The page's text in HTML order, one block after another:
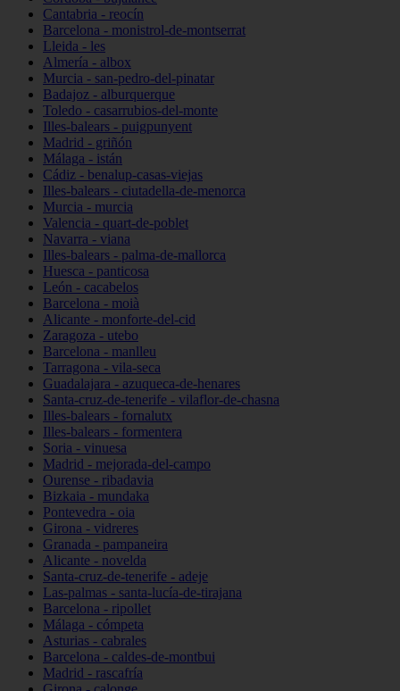
Cantabria - reocín
Barcelona - monistrol-de-montserrat
Lleida - les
Almería - albox
Murcia - san-pedro-del-pinatar
Badajoz - alburquerque
Toledo - casarrubios-del-monte
Illes-balears - puigpunyent
Madrid - griñón
Málaga - istán
Cádiz - benalup-casas-viejas
Illes-balears - ciutadella-de-menorca
Murcia - murcia
Valencia - quart-de-poblet
Navarra - viana
Illes-balears - palma-de-mallorca
Huesca - panticosa
León - cacabelos
Barcelona - moià
Alicante - monforte-del-cid
Zaragoza - utebo
Barcelona - manlleu
Tarragona - vila-seca
Guadalajara - azuqueca-de-henares
Santa-cruz-de-tenerife - vilaflor-de-chasna
Illes-balears - fornalutx
Illes-balears - formentera
Soria - vinuesa
Madrid - mejorada-del-campo
Ourense - ribadavia
Bizkaia - mundaka
Pontevedra - oia
Girona - vidreres
Granada - pampaneira
Alicante - novelda
Santa-cruz-de-tenerife - adeje
Las-palmas - santa-lucía-de-tirajana
Barcelona - ripollet
Málaga - cómpeta
Asturias - cabrales
Barcelona - caldes-de-montbui
Madrid - rascafría